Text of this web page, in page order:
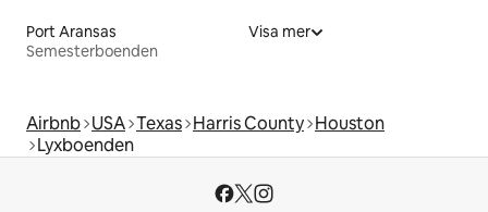
Port Aransas
Semesterboenden
Visa mer
Airbnb USA Texas Harris County Houston
Lyxboenden